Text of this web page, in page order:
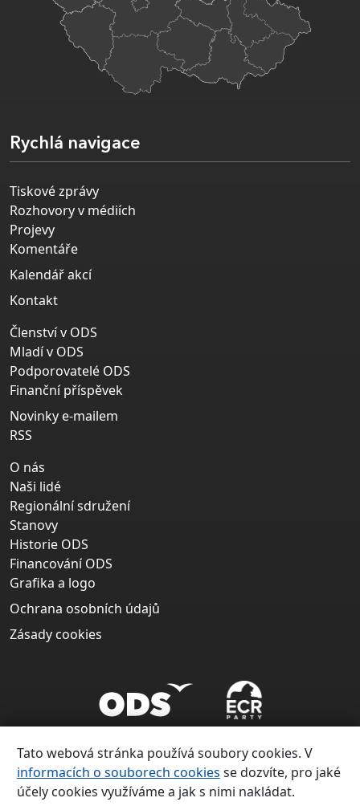
Rychlá navigace
Tiskové zprávy
Rozhovory v médiích
Projevy
Komentáře
Kalendář akcí
Kontakt
Členství v ODS
Mladí v ODS
Podporovatelé ODS
Finanční příspěvek
Novinky e-mailem
RSS
O nás
Naši lidé
Regionální sdružení
Stanovy
Historie ODS
Financování ODS
Grafika a logo
Ochrana osobních údajů
Zásady cookies
Copyright ©
Tato webová stránka používá soubory cookies. V
informacích o souborech cookies se dozvíte, pro jaké
účely cookies využíváme a jak s nimi nakládat.